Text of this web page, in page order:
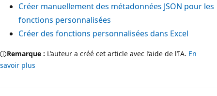
Créer manuellement des métadonnées JSON pour les
fonctions personnalisées
Créer des fonctions personnalisées dans Excel
Remarque : L’auteur a créé cet article avec l’aide de l’IA. En
savoir plus